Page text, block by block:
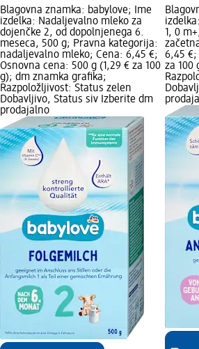
Blagovna znamka: babylove; Ime
izdelka: Nadaljevalno mleko za
dojenčke 2, od dopolnjenega 6.
meseca, 500 g; Pravna kategorija:
nadaljevalno mleko; Cena: 6,45 €;
Osnovna cena: 500 g (1,29 € za 100
g); dm znamka grafika;
Razpoložljivost: Status zelen
Dobavljivo, Status siv Izberite dm
prodajalno
1, 0
6,45 €;
za 100